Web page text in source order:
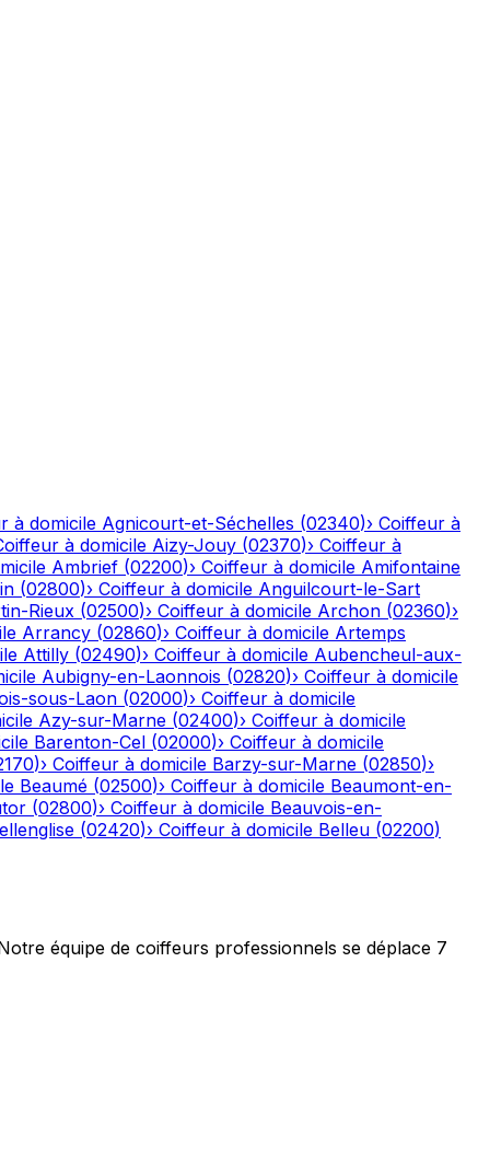
à domicile Agnicourt-et-Séchelles (02340)› Coiffeur à
à domicile Aizy-Jouy (02370)› Coiffeur à
Ambrief (02200)› Coiffeur à domicile Amifontaine
(02800)› Coiffeur à domicile Anguilcourt-le-Sart
Rieux (02500)› Coiffeur à domicile Archon (02360)›
Arrancy (02860)› Coiffeur à domicile Artemps
Attilly (02490)› Coiffeur à domicile Aubencheul-aux-
Aubigny-en-Laonnois (02820)› Coiffeur à domicile
sous-Laon (02000)› Coiffeur à domicile
Azy-sur-Marne (02400)› Coiffeur à domicile
Barenton-Cel (02000)› Coiffeur à domicile
)› Coiffeur à domicile Barzy-sur-Marne (02850)›
Beaumé (02500)› Coiffeur à domicile Beaumont-en-
(02800)› Coiffeur à domicile Beauvois-en-
(02420)› Coiffeur à domicile Belleu (02200)
équipe de coiffeurs professionnels se déplace 7